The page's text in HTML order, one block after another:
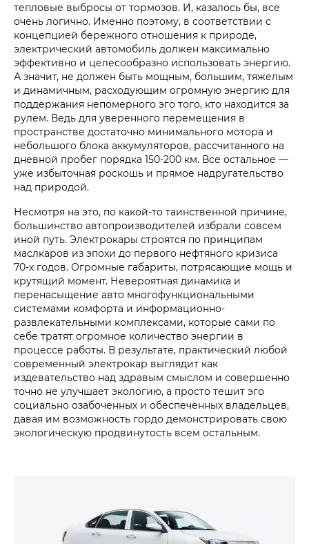
тепловые выбросы от тормозов. И, казалось бы, все
очень логично. Именно поэтому, в соответствии с
концепцией бережного отношения к природе,
электрический автомобиль должен максимально
эффективно и целесообразно использовать энергию.
А значит, не должен быть мощным, большим, тяжелым
и динамичным, расходующим огромную энергию для
поддержания непомерного эго того, кто находится за
рулем. Ведь для уверенного перемещения в
пространстве достаточно минимального мотора и
небольшого блока аккумуляторов, рассчитанного на
дневной пробег порядка 150-200 км. Все остальное —
уже избыточная роскошь и прямое надругательство
над природой.
Несмотря на это, по какой-то таинственной причине,
большинство автопроизводителей избрали совсем
иной путь. Электрокары строятся по принципам
маслкаров из эпохи до первого нефтяного кризиса
70-х годов. Огромные габариты, потрясающие мощь и
крутящий момент. Невероятная динамика и
перенасыщение авто многофункциональными
системами комфорта и информационно-
развлекательными комплексами, которые сами по
себе тратят огромное количество энергии в
процессе работы. В результате, практический любой
современный электрокар выглядит как
издевательство над здравым смыслом и совершенно
точно не улучшает экологию, а просто тешит эго
социально озабоченных и обеспеченных владельцев,
давая им возможность гордо демонстрировать свою
экологическую продвинутость всем остальным.